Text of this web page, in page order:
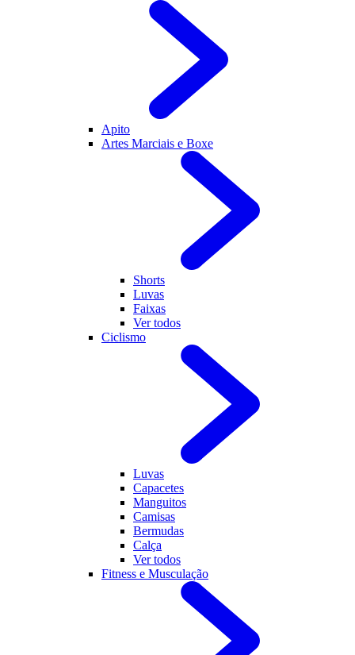
Apito
Artes Marciais e Boxe
Shorts
Luvas
Faixas
Ver todos
Ciclismo
Luvas
Capacetes
Manguitos
Camisas
Bermudas
Calça
Ver todos
Fitness e Musculação